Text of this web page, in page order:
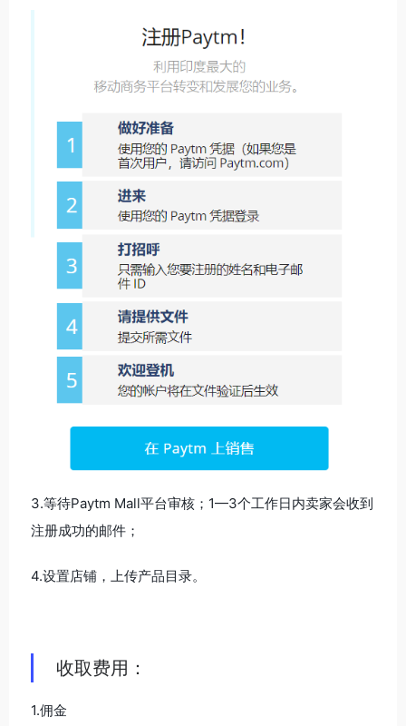
3.等待Paytm Mall平台审核；1—3个工作日内卖家会收到
注册成功的邮件；
4.设置店铺，上传产品目录。
收取费用：
1.佣金